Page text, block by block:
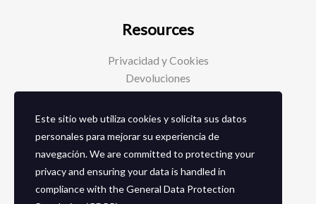
Resources
Privacidad y Cookies
Devoluciones
Social Media
Facebook
Instagram
Este sitio web utiliza cookies y solicita sus datos
personales para mejorar su experiencia de
navegación. We are committed to protecting your
privacy and ensuring your data is handled in
compliance with theGeneral Data Protection